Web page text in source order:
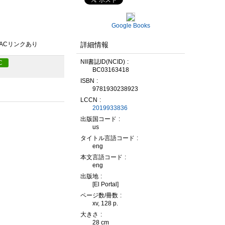
リンクあり
Google Books
詳細情報
NII書誌ID(NCID)
BC03163418
ISBN
9781930238923
LCCN
2019933836
出版国コード
us
タイトル言語コード
eng
本文言語コード
eng
出版地
[El Portal]
ページ数/冊数
xv, 128 p.
大きさ
28 cm